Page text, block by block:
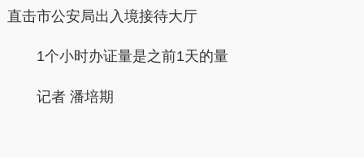
直击市公安局出入境接待大厅
1个小时办证量是之前1天的量
记者 潘培期